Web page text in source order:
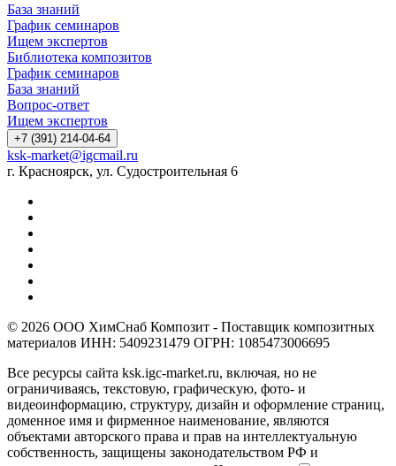
База знаний
График семинаров
Ищем экспертов
Библиотека композитов
График семинаров
База знаний
Вопрос-ответ
Ищем экспертов
+7 (391) 214-04-64
ksk-market@igcmail.ru
г. Красноярск, ул. Судостроительная 6
© 2026 ООО ХимСнаб Композит - Поставщик композитных
материалов ИНН: 5409231479 ОГРН: 1085473006695
Все ресурсы сайта ksk.igc-market.ru, включая, но не
ограничиваясь, текстовую, графическую, фото- и
видеоинформацию, структуру, дизайн и оформление страниц,
доменное имя и фирменное наименование, являются
объектами авторского права и прав на интеллектуальную
собственность, защищены законодательством РФ и